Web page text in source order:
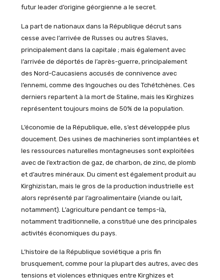
futur leader d’origine géorgienne a le secret.
La part de nationaux dans la République décrut sans
cesse avec l’arrivée de Russes ou autres Slaves,
principalement dans la capitale ; mais également avec
l’arrivée de déportés de l’après-guerre, principalement
des Nord-Caucasiens accusés de connivence avec
l’ennemi, comme des Ingouches ou des Tchétchènes. Ces
derniers repartent à la mort de Staline, mais les Kirghizes
représentent toujours moins de 50% de la population.
L’économie de la République, elle, s’est développée plus
doucement. Des usines de machineries sont implantées et
les ressources naturelles montagneuses sont exploitées
avec de l’extraction de gaz, de charbon, de zinc, de plomb
et d’autres minéraux. Du ciment est également produit au
Kirghizistan, mais le gros de la production industrielle est
alors représenté par l’agroalimentaire (viande ou lait,
notamment). L’agriculture pendant ce temps-là,
notamment traditionnelle, a constitué une des principales
activités économiques du pays.
L’histoire de la République soviétique a pris fin
brusquement, comme pour la plupart des autres, avec des
tensions et violences ethniques entre Kirghizes et